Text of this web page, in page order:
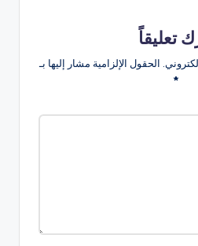
تعليقاً
الحقول الإلزامية مشار إليها بـ
*